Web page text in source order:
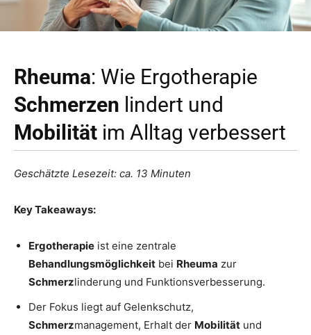
Rheuma: Wie Ergotherapie
Schmerzen lindert und
Mobilität im Alltag verbessert
Geschätzte Lesezeit: ca. 13 Minuten
Key Takeaways:
Ergotherapie ist eine zentrale
Behandlungsmöglichkeit bei Rheuma zur
Schmerzlinderung und Funktionsverbesserung.
Der Fokus liegt auf Gelenkschutz,
Schmerzmanagement, Erhalt der Mobilität und